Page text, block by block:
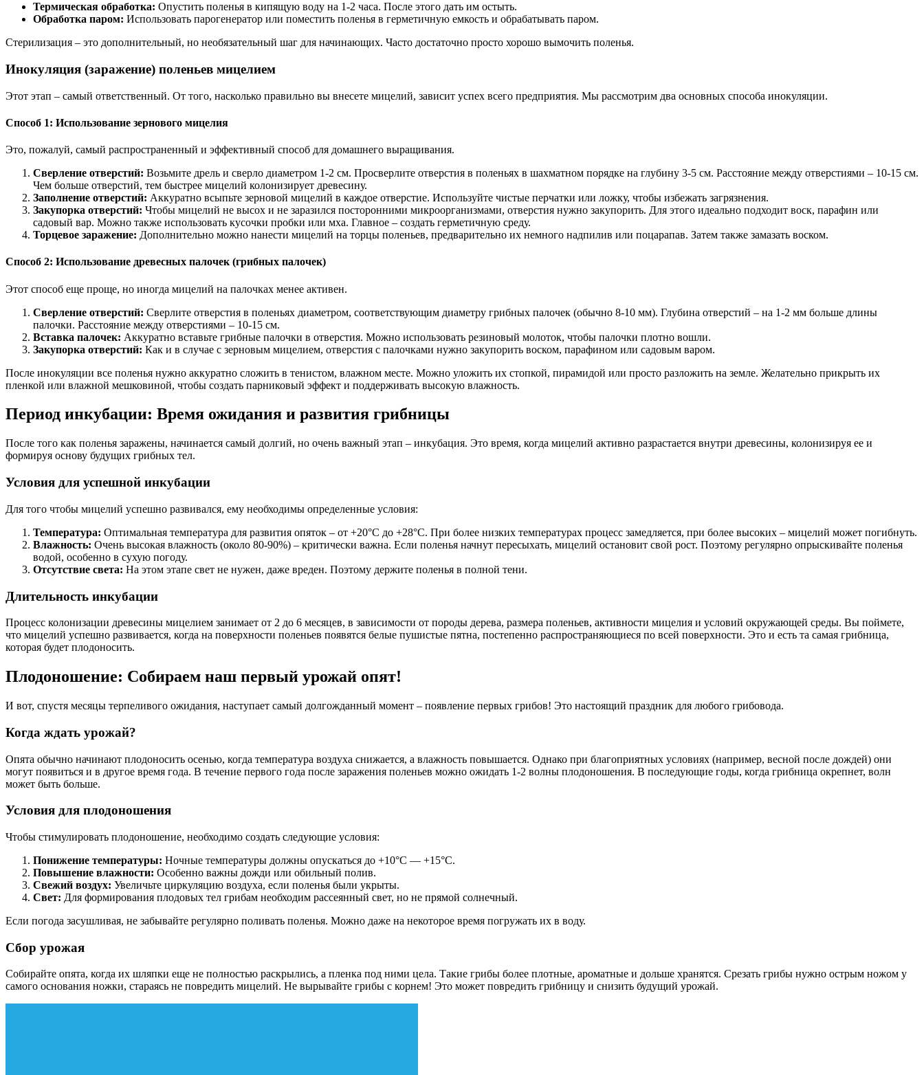
Термическая обработка: Опустить поленья в кипящую воду на 1-2 часа. После этого дать им остыть.
Обработка паром: Использовать парогенератор или поместить поленья в герметичную емкость и обрабатывать паром.
Стерилизация – это дополнительный, но необязательный шаг для начинающих. Часто достаточно просто хорошо вымочить поленья.
Инокуляция (заражение) поленьев мицелием
Этот этап – самый ответственный. От того, насколько правильно вы внесете мицелий, зависит успех всего предприятия. Мы рассмотрим два основных способа инокуляции.
Способ 1: Использование зернового мицелия
Это, пожалуй, самый распространенный и эффективный способ для домашнего выращивания.
Сверление отверстий: Возьмите дрель и сверло диаметром 1-2 см. Просверлите отверстия в поленьях в шахматном порядке на глубину 3-5 см. Расстояние между отверстиями – 10-15 см.
Чем больше отверстий, тем быстрее мицелий колонизирует древесину.
Заполнение отверстий: Аккуратно всыпьте зерновой мицелий в каждое отверстие. Используйте чистые перчатки или ложку, чтобы избежать загрязнения.
Закупорка отверстий: Чтобы мицелий не высох и не заразился посторонними микроорганизмами, отверстия нужно закупорить. Для этого идеально подходит воск, парафин или
садовый вар. Можно также использовать кусочки пробки или мха. Главное – создать герметичную среду.
Торцевое заражение: Дополнительно можно нанести мицелий на торцы поленьев, предварительно их немного надпилив или поцарапав. Затем также замазать воском.
Способ 2: Использование древесных палочек (грибных палочек)
Этот способ еще проще, но иногда мицелий на палочках менее активен.
Сверление отверстий: Сверлите отверстия в поленьях диаметром, соответствующим диаметру грибных палочек (обычно 8-10 мм). Глубина отверстий – на 1-2 мм больше длины
палочки. Расстояние между отверстиями – 10-15 см.
Вставка палочек: Аккуратно вставьте грибные палочки в отверстия. Можно использовать резиновый молоток, чтобы палочки плотно вошли.
Закупорка отверстий: Как и в случае с зерновым мицелием, отверстия с палочками нужно закупорить воском, парафином или садовым варом.
После инокуляции все поленья нужно аккуратно сложить в тенистом, влажном месте. Можно уложить их стопкой, пирамидой или просто разложить на земле. Желательно прикрыть их
пленкой или влажной мешковиной, чтобы создать парниковый эффект и поддерживать высокую влажность.
Период инкубации: Время ожидания и развития грибницы
После того как поленья заражены, начинается самый долгий, но очень важный этап – инкубация. Это время, когда мицелий активно разрастается внутри древесины, колонизируя ее и
формируя основу будущих грибных тел.
Условия для успешной инкубации
Для того чтобы мицелий успешно развивался, ему необходимы определенные условия:
Температура: Оптимальная температура для развития опяток – от +20°C до +28°C. При более низких температурах процесс замедляется, при более высоких – мицелий может погибнуть.
Влажность: Очень высокая влажность (около 80-90%) – критически важна. Если поленья начнут пересыхать, мицелий остановит свой рост. Поэтому регулярно опрыскивайте поленья
водой, особенно в сухую погоду.
Отсутствие света: На этом этапе свет не нужен, даже вреден. Поэтому держите поленья в полной тени.
Длительность инкубации
Процесс колонизации древесины мицелием занимает от 2 до 6 месяцев, в зависимости от породы дерева, размера поленьев, активности мицелия и условий окружающей среды. Вы поймете,
что мицелий успешно развивается, когда на поверхности поленьев появятся белые пушистые пятна, постепенно распространяющиеся по всей поверхности. Это и есть та самая грибница,
которая будет плодоносить.
Плодоношение: Собираем наш первый урожай опят!
И вот, спустя месяцы терпеливого ожидания, наступает самый долгожданный момент – появление первых грибов! Это настоящий праздник для любого грибовода.
Когда ждать урожай?
Опята обычно начинают плодоносить осенью, когда температура воздуха снижается, а влажность повышается. Однако при благоприятных условиях (например, весной после дождей) они
могут появиться и в другое время года. В течение первого года после заражения поленьев можно ожидать 1-2 волны плодоношения. В последующие годы, когда грибница окрепнет, волн
может быть больше.
Условия для плодоношения
Чтобы стимулировать плодоношение, необходимо создать следующие условия:
Понижение температуры: Ночные температуры должны опускаться до +10°C — +15°C.
Повышение влажности: Особенно важны дожди или обильный полив.
Свежий воздух: Увеличьте циркуляцию воздуха, если поленья были укрыты.
Свет: Для формирования плодовых тел грибам необходим рассеянный свет, но не прямой солнечный.
Если погода засушливая, не забывайте регулярно поливать поленья. Можно даже на некоторое время погружать их в воду.
Сбор урожая
Собирайте опята, когда их шляпки еще не полностью раскрылись, а пленка под ними цела. Такие грибы более плотные, ароматные и дольше хранятся. Срезать грибы нужно острым ножом у
самого основания ножки, стараясь не повредить мицелий. Не вырывайте грибы с корнем! Это может повредить грибницу и снизить будущий урожай.